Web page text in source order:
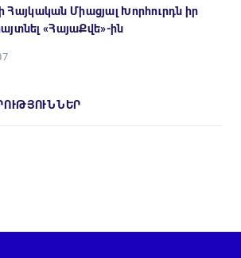
Միացյալ Խորհուրդն իր
«ՀայաՔվե»-ին